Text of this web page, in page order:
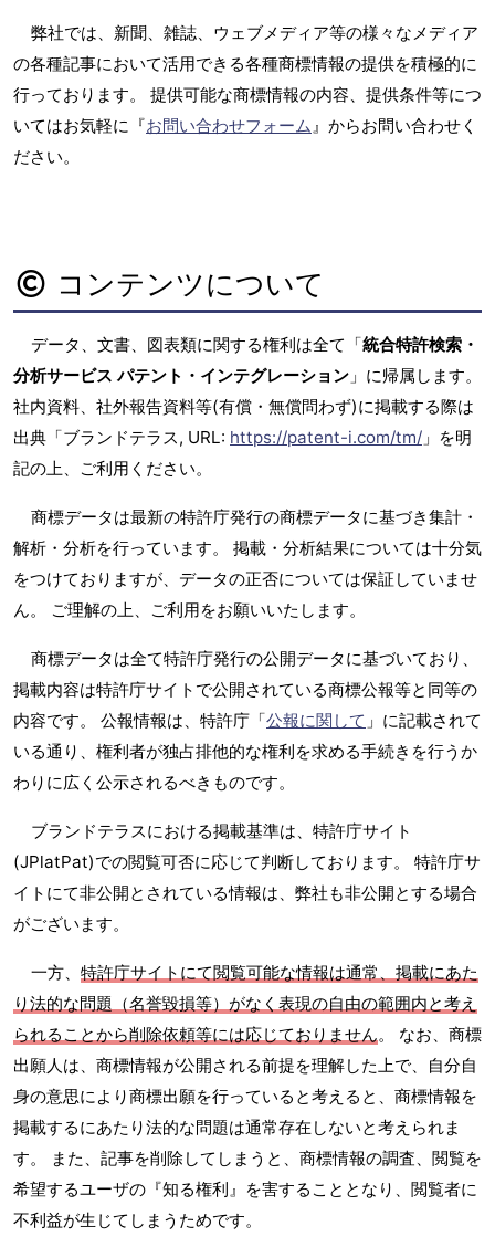
弊社では、新聞、雑誌、ウェブメディア等の様々なメディア
の各種記事において活用できる各種商標情報の提供を積極的に
行っております。 提供可能な商標情報の内容、提供条件等につ
いてはお気軽に『お問い合わせフォーム』からお問い合わせく
ださい。
コンテンツについて
データ、文書、図表類に関する権利は全て「統合特許検索・
分析サービス パテント・インテグレーション 」に帰属します。
社内資料、社外報告資料等(有償・無償問わず)に掲載する際は
出典「ブランドテラス, URL: https://patent-i.com/tm/ 」を明
記の上、ご利用ください。
商標データは最新の特許庁発行の商標データに基づき集計・
解析・分析を行っています。 掲載・分析結果については十分気
をつけておりますが、データの正否については保証していませ
ん。 ご理解の上、ご利用をお願いいたします。
商標データは全て特許庁発行の公開データに基づいており、
掲載内容は特許庁サイトで公開されている商標公報等と同等の
内容です。 公報情報は、特許庁「公報に関して 」に記載されて
いる通り、権利者が独占排他的な権利を求める手続きを行うか
わりに広く公示されるべきものです。
ブランドテラスにおける掲載基準は、特許庁サイト
(JPlatPat)での閲覧可否に応じて判断しております。 特許庁サ
イトにて非公開とされている情報は、弊社も非公開とする場合
がございます。
一方、 特許庁サイトにて閲覧可能な情報は通常、掲載にあた
り法的な問題（名誉毀損等）がなく表現の自由の範囲内と考え
られることから削除依頼等には応じておりません。 なお、商標
出願人は、商標情報が公開される前提を理解した上で、自分自
身の意思により商標出願を行っていると考えると、商標情報を
掲載するにあたり法的な問題は通常存在しないと考えられま
す。 また、記事を削除してしまうと、商標情報の調査、閲覧を
希望するユーザの『知る権利』を害することとなり、閲覧者に
不利益が生じてしまうためです。